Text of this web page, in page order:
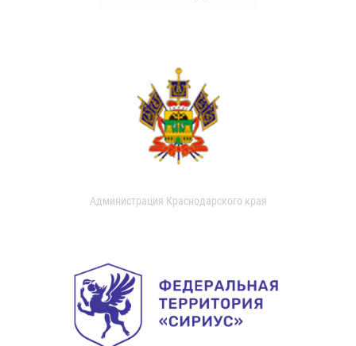
Администрация Краснодарского края